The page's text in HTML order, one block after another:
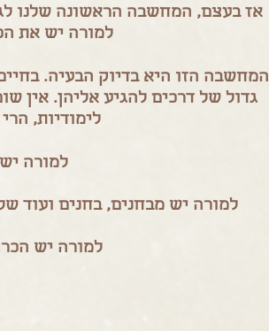
אז בעצם, המחשבה הראשונה שלנו
למורה יש את
המחשבה הזו היא בדיוק הבעיה.
גדול של דרכים להגיע אליהן. אין
לימודיות,
למורה
למורה יש מבחנים, בחנים ועוד
למורה יש